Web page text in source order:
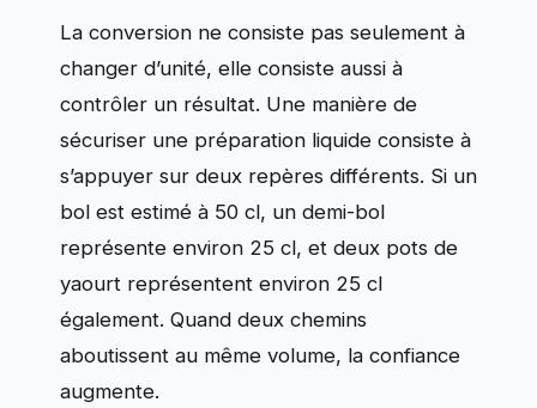
La conversion ne consiste pas seulement à
changer d’unité, elle consiste aussi à
contrôler un résultat. Une manière de
sécuriser une préparation liquide consiste à
s’appuyer sur deux repères différents. Si un
bol est estimé à 50 cl, un demi-bol
représente environ 25 cl, et deux pots de
yaourt représentent environ 25 cl
également. Quand deux chemins
aboutissent au même volume, la confiance
augmente.